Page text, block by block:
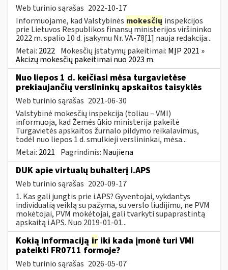
Web turinio sąrašas 2022-10-17
Informuojame, kad Valstybinės mokesčių inspekcijos
prie Lietuvos Respublikos finansų ministerijos viršininko
2022 m. spalio 10 d. įsakymu Nr. VA-78[1] nauja redakcija...
Metai: 2022 Mokesčių įstatymų pakeitimai: MĮP 2021 »
Akcizų mokesčių pakeitimai nuo 2023 m.
Nuo liepos 1 d. keičiasi mėsa turgavietėse
prekiaujančių verslininkų apskaitos taisyklės
Web turinio sąrašas 2021-06-30
Valstybinė mokesčių inspekcija (toliau – VMI)
informuoja, kad Žemės ūkio ministerija pakeitė
Turgavietės apskaitos žurnalo pildymo reikalavimus,
todėl nuo liepos 1 d. smulkieji verslininkai, mėsa...
Metai: 2021 Pagrindinis: Naujiena
DUK apie virtualų buhalterį i.APS
Web turinio sąrašas 2020-09-17
1. Kas gali jungtis prie i.APS? Gyventojai, vykdantys
individualią veiklą su pažyma, su verslo liudijimu, ne PVM
mokėtojai, PVM mokėtojai, gali tvarkyti supaprastintą
apskaitą i.APS. Nuo 2019-01-01...
Kokią informaciją ir iki kada įmonė turi VMI
pateikti FR0711 formoje?
Web turinio sąrašas 2026-05-07